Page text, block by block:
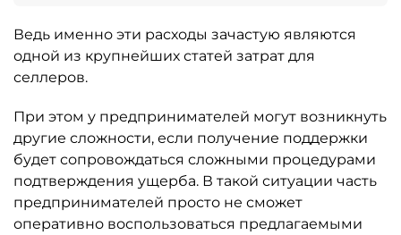
Ведь именно эти расходы зачастую являются
одной из крупнейших статей затрат для
селлеров.
При этом у предпринимателей могут возникнуть
другие сложности, если получение поддержки
будет сопровождаться сложными процедурами
подтверждения ущерба. В такой ситуации часть
предпринимателей просто не сможет
оперативно воспользоваться предлагаемыми